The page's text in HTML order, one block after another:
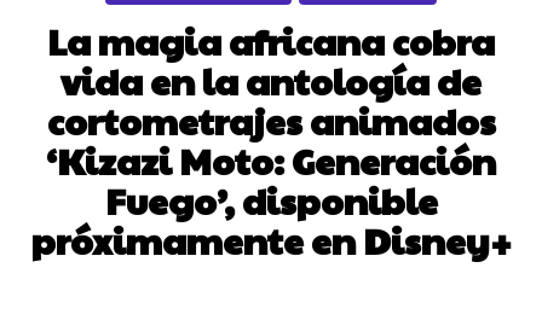
La magia africana cobra
vida en la antología de
cortometrajes animados
‘Kizazi Moto: Generación
Fuego’, disponible
próximamente en Disney+